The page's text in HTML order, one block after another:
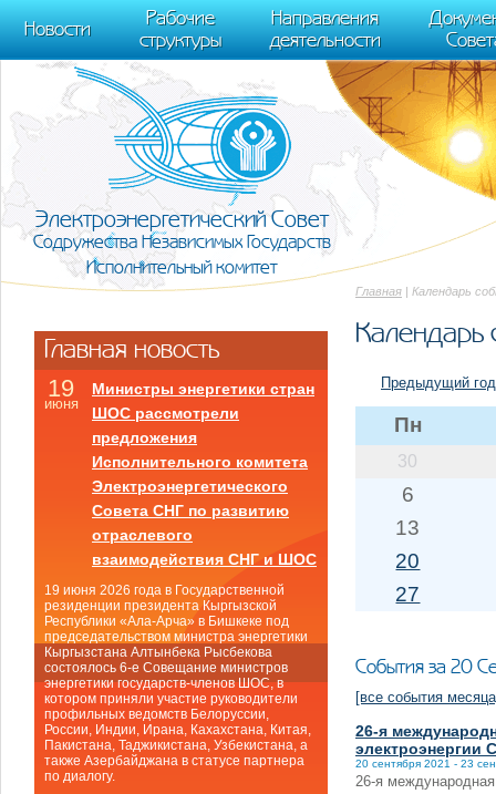
m[i].l=1*new Date(); for (var j = 0; j < document.scripts.length; j++) {if
[0],k.async=1,k.src=r,a.parentNode.insertBefore(k,a)}) (window,
trackLinks:true, accurateTrackBounce:true });
Новости
Рабочие
структуры
Направления
деятельности
Электроэнергетический Совет
Содружества Независимых Государств
Исполнительный комитет
Главная | Календарь
Календарь
Предыдущий год
Пн
30
6
13
20
27
События за 20
[все события
26-я
электроэнергии
20 сентября 2021 - 23
26-я
Главная новость
19
июня
Министры энергетики стран
ШОС рассмотрели
предложения
Исполнительного комитета
Электроэнергетического
Совета СНГ по развитию
отраслевого
взаимодействия СНГ и ШОС
19 июня 2026 года в Государственной
резиденции президента Кыргызской
Республики «Ала-Арча» в Бишкеке под
председательством министра энергетики
Кыргызстана Алтынбека Рысбекова
состоялось 6-е Совещание министров
энергетики государств-членов ШОС, в
котором приняли участие руководители
профильных ведомств Белоруссии,
России, Индии, Ирана, Кахахстана, Китая,
Пакистана, Таджикистана, Узбекистана, а
также Азербайджана в статусе партнера
по диалогу.